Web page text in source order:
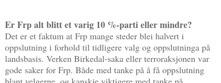
Er Frp alt blitt et varig 10 %-parti eller mindre?
Det er et faktum at Frp mange steder blei halvert i
oppslutning i forhold til tidligere valg og oppslutninga på
landsbasis. Verken Birkedal-saka eller terroraksjonen var
gode saker for Frp. Både med tanke på å få oppslutning